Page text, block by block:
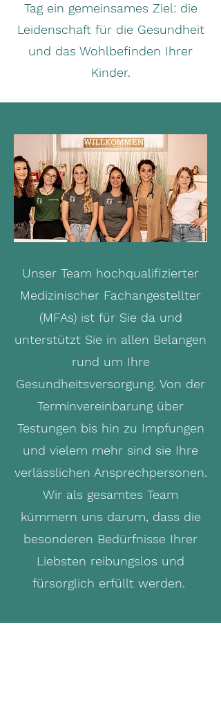
Tag ein gemeinsames Ziel: die
Leidenschaft für die Gesundheit
und das Wohlbefinden Ihrer
Kinder.
Unser Team hochqualifizierter
Medizinischer Fachangestellter
(MFAs) ist für Sie da und
unterstützt Sie in allen Belangen
rund um Ihre
Gesundheitsversorgung. Von der
Terminvereinbarung über
Testungen bis hin zu Impfungen
und vielem mehr sind sie Ihre
verlässlichen Ansprechpersonen.
Wir als gesamtes Team
kümmern uns darum, dass die
besonderen Bedürfnisse Ihrer
Liebsten reibungslos und
fürsorglich erfüllt werden.